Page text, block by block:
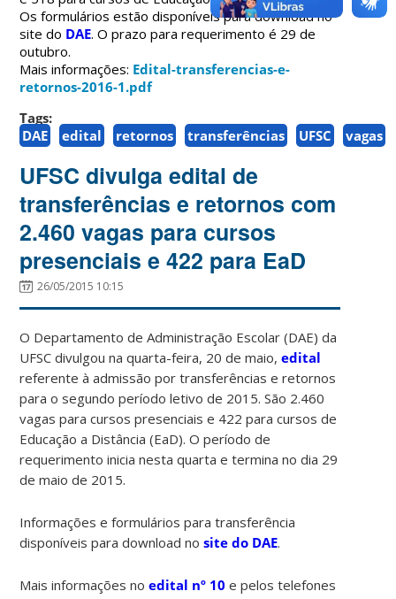
Os formulários estão disponíveis para download no
site do DAE. O prazo para requerimento é 29 de
outubro.
Mais informações: Edital-transferencias-e-
retornos-2016-1.pdf
Tags:
DAE
edital retornos transferências UFSC vagas
UFSC divulga edital de
transferências e retornos com
2.460 vagas para cursos
presenciais e 422 para EaD
26/05/2015 10:15
O Departamento de Administração Escolar (DAE) da
UFSC divulgou na quarta-feira, 20 de maio,edital
referente à admissão por transferências e retornos
para o segundo período letivo de 2015. São 2.460
vagas para cursos presenciais e 422 para cursos de
Educação a Distância (EaD). O período de
requerimento inicia nesta quarta e termina no dia 29
de maio de 2015.
Informações e formulários para transferência
disponíveis para download nosite do DAE.
Mais informações noedital nº 10 e pelos telefones